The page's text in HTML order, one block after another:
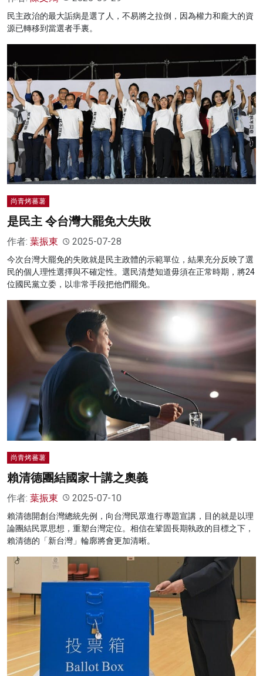
民主政治的最大詬病是選了人，不易將之拉倒，因為權力和龐大的資
源已轉移到當選者手裏。
尚青烤蕃薯
是民主 令台灣大罷免大失敗
作者: 葉振東 2025-07-28
今次台灣大罷免的失敗就是民主政體的示範單位，結果充分反映了選
民的個人理性選擇與不確定性。選民清楚知道毋須在正常時期，將24
位國民黨立委，以非常手段把他們罷免。
尚青烤蕃薯
賴清德團結國家十講之奧義
作者: 葉振東 2025-07-10
賴清德開創台灣總統先例，向台灣民眾進行專題宣講，目的就是以理
論團結民眾思想，重塑台灣定位。相信在鞏固長期執政的目標之下，
賴清德的「新台灣」輪廓將會更加清晰。